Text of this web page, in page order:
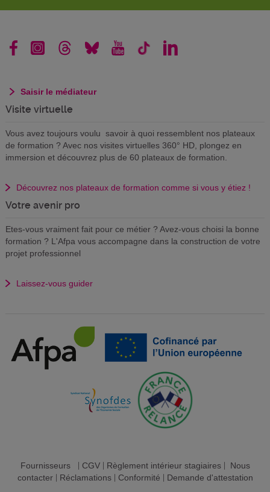
Saisir le médiateur
Visite virtuelle
Vous avez toujours voulu savoir à quoi ressemblent nos plateaux
de formation ? Avec nos visites virtuelles 360° HD, plongez en
immersion et découvrez plus de 60 plateaux de formation.
Découvrez nos plateaux de formation comme si vous y étiez !
Votre avenir pro
Etes-vous vraiment fait pour ce métier ? Avez-vous choisi la bonne
formation ? L'Afpa vous accompagne dans la construction de votre
projet professionnel
Laissez-vous guider
Fournisseurs| CGV| Règlement intérieur stagiaires| Nous
contacter| Réclamations| Conformité | Demande d'attestation